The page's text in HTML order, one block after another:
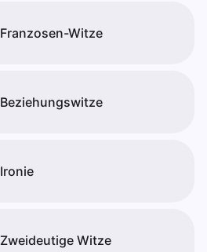
Franzosen-Witze
Beziehungswitze
Ironie
Zweideutige Witze